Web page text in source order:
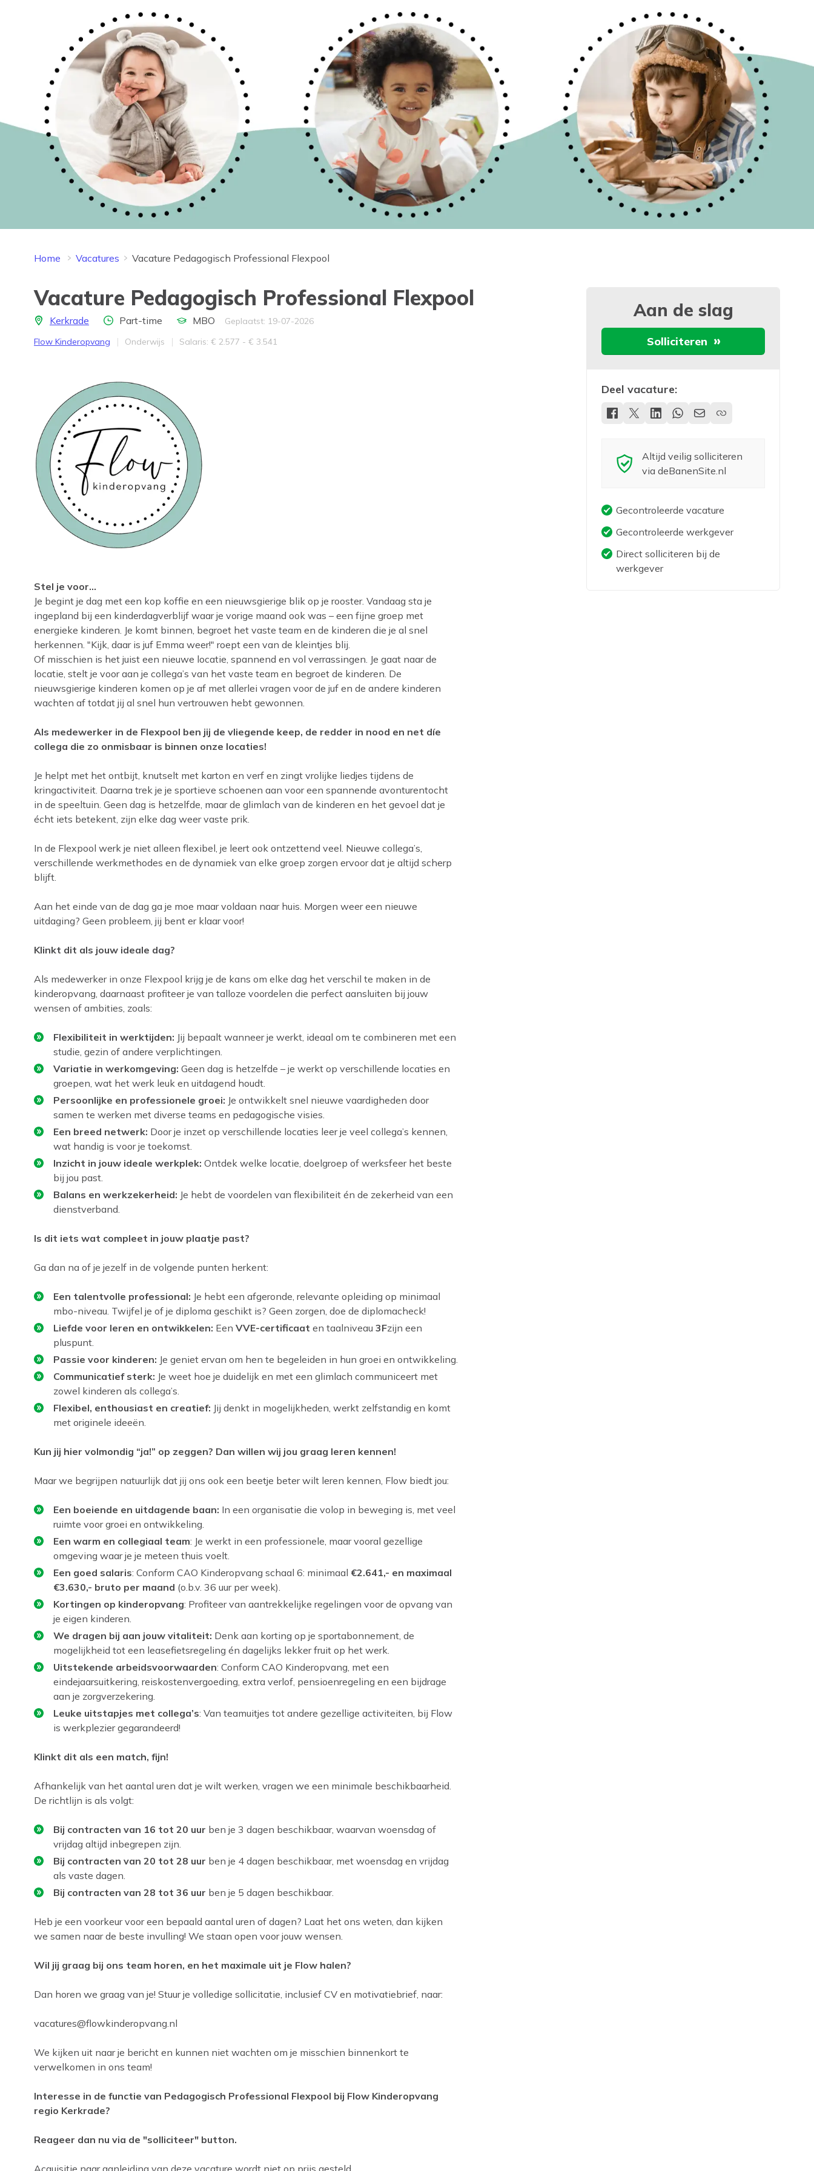
Home Vacatures Vacature Pedagogisch Professional Flexpool
Vacature Pedagogisch Professional Flexpool
LocatieKerkrade Aantal uren
Part-time Opleidingsniveau
MBO
Geplaatst: 19-07-2026
Bedrijf
Flow Kinderopvang Werkveld
Onderwijs Salaris
Salaris: € 2.577 - € 3.541
Stel je voor…
Je begint je dag met een kop koffie en een nieuwsgierige blik op je rooster. Vandaag sta je
ingepland bij een kinderdagverblijf waar je vorige maand ook was – een fijne groep met
energieke kinderen. Je komt binnen, begroet het vaste team en de kinderen die je al snel
herkennen. "Kijk, daar is juf Emma weer!" roept een van de kleintjes blij.
Of misschien is het juist een nieuwe locatie, spannend en vol verrassingen. Je gaat naar de
locatie, stelt je voor aan je collega’s van het vaste team en begroet de kinderen. De
nieuwsgierige kinderen komen op je af met allerlei vragen voor de juf en de andere kinderen
wachten af totdat jij al snel hun vertrouwen hebt gewonnen.
Als medewerker in de Flexpool ben jij de vliegende keep, de redder in nood en net díe
collega die zo onmisbaar is binnen onze locaties!
Je helpt met het ontbijt, knutselt met karton en verf en zingt vrolijke liedjes tijdens de
kringactiviteit. Daarna trek je je sportieve schoenen aan voor een spannende avonturentocht
in de speeltuin. Geen dag is hetzelfde, maar de glimlach van de kinderen en het gevoel dat je
écht iets betekent, zijn elke dag weer vaste prik.
In de Flexpool werk je niet alleen flexibel, je leert ook ontzettend veel. Nieuwe collega’s,
verschillende werkmethodes en de dynamiek van elke groep zorgen ervoor dat je altijd scherp
blijft.
Aan het einde van de dag ga je moe maar voldaan naar huis. Morgen weer een nieuwe
uitdaging? Geen probleem, jij bent er klaar voor!
Klinkt dit als jouw ideale dag?
Als medewerker in onze Flexpool krijg je de kans om elke dag het verschil te maken in de
kinderopvang, daarnaast profiteer je van talloze voordelen die perfect aansluiten bij jouw
wensen of ambities, zoals:
Flexibiliteit in werktijden: Jij bepaalt wanneer je werkt, ideaal om te combineren met een
studie, gezin of andere verplichtingen.
Variatie in werkomgeving: Geen dag is hetzelfde – je werkt op verschillende locaties en
groepen, wat het werk leuk en uitdagend houdt.
Persoonlijke en professionele groei: Je ontwikkelt snel nieuwe vaardigheden door
samen te werken met diverse teams en pedagogische visies.
Een breed netwerk: Door je inzet op verschillende locaties leer je veel collega’s kennen,
wat handig is voor je toekomst.
Inzicht in jouw ideale werkplek: Ontdek welke locatie, doelgroep of werksfeer het beste
bij jou past.
Balans en werkzekerheid: Je hebt de voordelen van flexibiliteit én de zekerheid van een
dienstverband.
Is dit iets wat compleet in jouw plaatje past?
Ga dan na of je jezelf in de volgende punten herkent:
Een talentvolle professional: Je hebt een afgeronde, relevante opleiding op minimaal
mbo-niveau. Twijfel je of je diploma geschikt is? Geen zorgen, doe de diplomacheck!
Liefde voor leren en ontwikkelen: Een VVE-certificaat en taalniveau 3Fzijn een
pluspunt.
Passie voor kinderen: Je geniet ervan om hen te begeleiden in hun groei en ontwikkeling.
Communicatief sterk: Je weet hoe je duidelijk en met een glimlach communiceert met
zowel kinderen als collega’s.
Flexibel, enthousiast en creatief: Jij denkt in mogelijkheden, werkt zelfstandig en komt
met originele ideeën.
Kun jij hier volmondig “ja!” op zeggen? Dan willen wij jou graag leren kennen!
Maar we begrijpen natuurlijk dat jij ons ook een beetje beter wilt leren kennen, Flow biedt jou:
Een boeiende en uitdagende baan: In een organisatie die volop in beweging is, met veel
ruimte voor groei en ontwikkeling.
Een warm en collegiaal team: Je werkt in een professionele, maar vooral gezellige
omgeving waar je je meteen thuis voelt.
Een goed salaris: Conform CAO Kinderopvang schaal 6: minimaal €2.641,- en maximaal
€3.630,- bruto per maand (o.b.v. 36 uur per week).
Kortingen op kinderopvang: Profiteer van aantrekkelijke regelingen voor de opvang van
je eigen kinderen.
We dragen bij aan jouw vitaliteit: Denk aan korting op je sportabonnement, de
mogelijkheid tot een leasefietsregeling én dagelijks lekker fruit op het werk.
Uitstekende arbeidsvoorwaarden: Conform CAO Kinderopvang, met een
eindejaarsuitkering, reiskostenvergoeding, extra verlof, pensioenregeling en een bijdrage
aan je zorgverzekering.
Leuke uitstapjes met collega’s: Van teamuitjes tot andere gezellige activiteiten, bij Flow
is werkplezier gegarandeerd!
Klinkt dit als een match, fijn!
Afhankelijk van het aantal uren dat je wilt werken, vragen we een minimale beschikbaarheid.
De richtlijn is als volgt:
Bij contracten van 16 tot 20 uur ben je 3 dagen beschikbaar, waarvan woensdag of
vrijdag altijd inbegrepen zijn.
Bij contracten van 20 tot 28 uur ben je 4 dagen beschikbaar, met woensdag en vrijdag
als vaste dagen.
Bij contracten van 28 tot 36 uur ben je 5 dagen beschikbaar.
Heb je een voorkeur voor een bepaald aantal uren of dagen? Laat het ons weten, dan kijken
we samen naar de beste invulling! We staan open voor jouw wensen.
Wil jij graag bij ons team horen, en het maximale uit je Flow halen?
Dan horen we graag van je! Stuur je volledige sollicitatie, inclusief CV en motivatiebrief, naar:
vacatures@flowkinderopvang.nl
We kijken uit naar je bericht en kunnen niet wachten om je misschien binnenkort te
verwelkomen in ons team!
Interesse in de functie van Pedagogisch Professional Flexpool bij Flow Kinderopvang
regio Kerkrade?
Reageer dan nu via de "solliciteer" button.
Acquisitie naar aanleiding van deze vacature wordt niet op prijs gesteld.
Aan de slag
Solliciteren
Deel vacature:
Altijd veilig solliciteren
via deBanenSite.nl
Gecontroleerde vacature
Gecontroleerde werkgever
Direct solliciteren bij de
werkgever